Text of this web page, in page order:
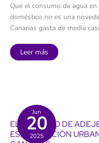
Que el consumo de agua
doméstico no es una
Canarias gasta de media
La
paradoja
sabe
cuánto
consume
a
Leer más
Jun
20
2025
EL PUERTITO DE
ESPECULACIÓN